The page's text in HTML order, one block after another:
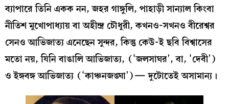
ব্যাপারে তিনি একক নন, জহর গাঙ্গুলি, পাহাড়ী সান্যাল কিংবা
নীতিশ মুখোপাধ্যায় বা অহীন্দ্র চৌধুরী, কখনও-সখনও বীরেশ্বর
সেনও আভিজাত্য এনেছেন সুন্দর, কিন্তু কেউ-ই ছবি বিশ্বাসের
মতো নয়, যিনি বাঙালি আভিজাত্য, (‘জলসাঘর’, বা, ‘দেবী’)
ও ইঙ্গবঙ্গ আভিজাত্য (‘কাঞ্চনজঙ্ঘা’)— দুটোতেই অসামান্য।